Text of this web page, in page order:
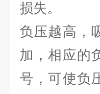
损失。
负压越高，
加，相应的
号，可使负